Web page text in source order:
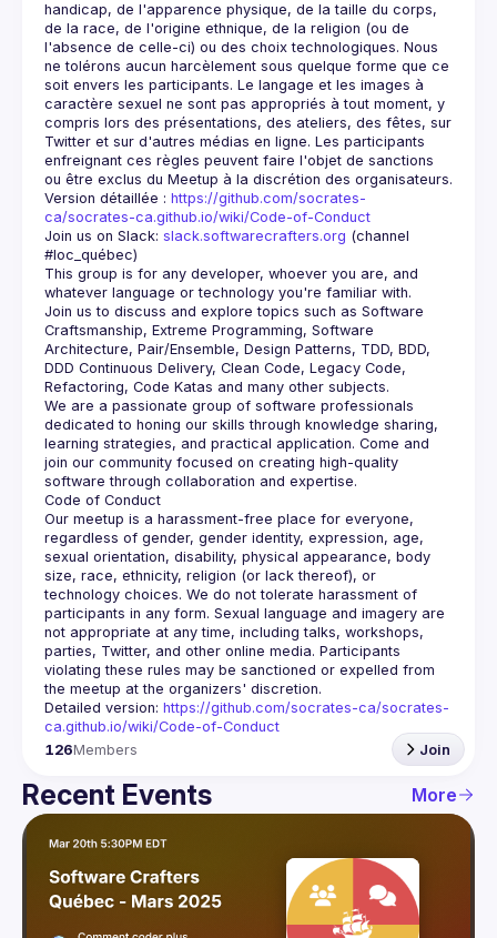
handicap, de l'apparence physique, de la taille du corps,
de la race, de l'origine ethnique, de la religion (ou de
l'absence de celle-ci) ou des choix technologiques. Nous
ne tolérons aucun harcèlement sous quelque forme que ce
soit envers les participants. Le langage et les images à
caractère sexuel ne sont pas appropriés à tout moment, y
compris lors des présentations, des ateliers, des fêtes, sur
Twitter et sur d'autres médias en ligne. Les participants
enfreignant ces règles peuvent faire l'objet de sanctions
Version détaillée : https://github.com/socrates-
ca/socrates-ca.github.io/wiki/Code-of-Conduct
Join us on Slack: slack.softwarecrafters.org (channel
#loc_québec)
This group is for any developer, whoever you are, and
Join us to discuss and explore topics such as Software
Craftsmanship, Extreme Programming, Software
Architecture, Pair/Ensemble, Design Patterns, TDD, BDD,
DDD Continuous Delivery, Clean Code, Legacy Code,
We are a passionate group of software professionals
dedicated to honing our skills through knowledge sharing,
learning strategies, and practical application. Come and
join our community focused on creating high-quality
Our meetup is a harassment-free place for everyone,
regardless of gender, gender identity, expression, age,
sexual orientation, disability, physical appearance, body
size, race, ethnicity, religion (or lack thereof), or
technology choices. We do not tolerate harassment of
participants in any form. Sexual language and imagery are
not appropriate at any time, including talks, workshops,
parties, Twitter, and other online media. Participants
violating these rules may be sanctioned or expelled from
Detailed version: https://github.com/socrates-ca/socrates-
ca.github.io/wiki/Code-of-Conduct
126Members Join
Recent Events More